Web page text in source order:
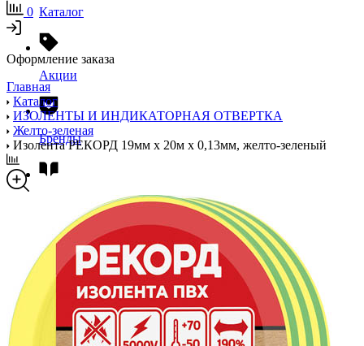
Каталог
Акции
Бренды
Блог
Помощь
0
Оформление заказа
Главная
Каталог
ИЗОЛЕНТЫ И ИНДИКАТОРНАЯ ОТВЕРТКА
Желто-зеленая
Изолента РЕКОРД 19мм х 20м х 0,13мм, желто-зеленый